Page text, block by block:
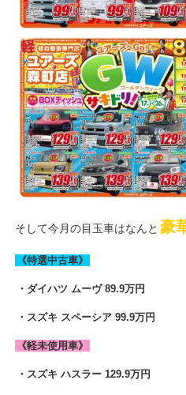
そして今月の目玉車はなんと 豪
《特選中古車》
・ダイハツ ムーヴ 89.9万円
・スズキ スペーシア 99.9万円
《軽未使用車》
・スズキ ハスラー 129.9万円